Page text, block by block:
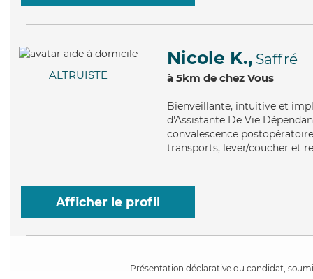
ALTRUISTE
Nicole K., Saffré
à 5km de chez Vous
Bienveillante, intuitive et
d'Assistante De Vie
convalescence
transports, lever/coucher et
Afficher le profil
Présentation déclarative du candidat,